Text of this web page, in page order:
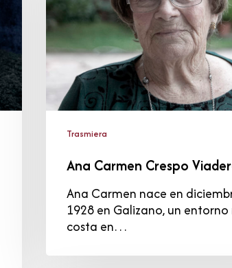
Trasmiera
Ana Carmen Crespo
Ana Carmen nace en
1928 en Galizano, un
costa en…